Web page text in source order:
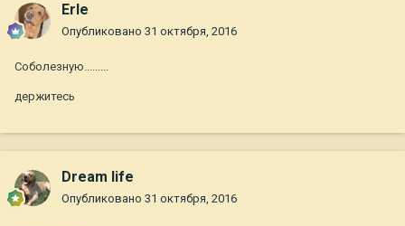
Erle
Опубликовано 31 октября, 2016
Соболезную.........
держитесь
Dream life
Опубликовано 31 октября, 2016